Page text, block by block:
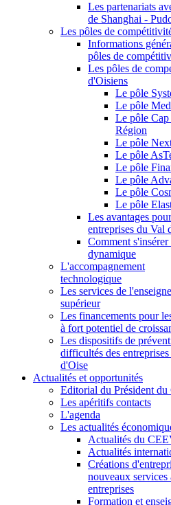
Les partenariats
de Shanghai -
Les pôles de
Informations
pôles de
Les pôles de
d'Oisiens
Le pôle
Le pôle
Le pôle
Région
Le pôle
Le pôle
Le pôle
Le pôle
Le pôle
Le pôle
Les avantages
entreprises du Val
Comment s'insérer
dynamique
L'accompagnement
technologique
Les services de
supérieur
Les financements pour
à fort potentiel de
Les dispositifs de
difficultés des
d'Oise
Actualités et opportunités
Editorial du Président du
Les apéritifs contacts
L'agenda
Les actualités
Actualités du
Actualités
Créations
nouveaux services
entreprises
Formation et